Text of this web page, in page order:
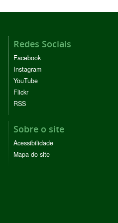
Redes Sociais
Facebook
Instagram
YouTube
Flickr
RSS
Sobre o site
Acessibilidade
Mapa do site